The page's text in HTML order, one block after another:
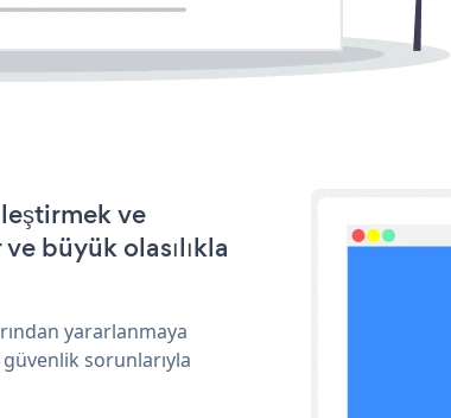
ve
büyük olasılıkla
yararlanmaya
sorunlarıyla